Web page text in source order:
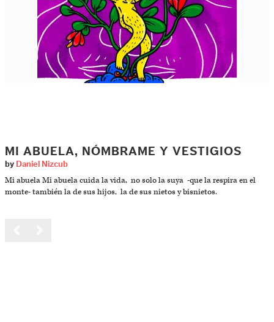
MI ABUELA, NÓMBRAME Y VESTIGIOS
by Daniel Nizcub
Mi abuela Mi abuela cuida la vida, no solo la suya -que la respira en el
monte- también la de sus hijos, la de sus nietos y bisnietos.